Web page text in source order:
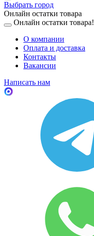
Выбрать город
Онлайн остатки товара
Онлайн остатки товара!
О компании
Оплата и доставка
Контакты
Вакансии
Написать нам